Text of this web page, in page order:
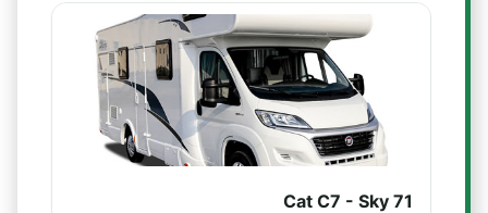
Cat C7 - Sky 71